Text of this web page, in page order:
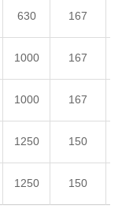
630 167
1000 167
1000 167
1250 150
1250 150